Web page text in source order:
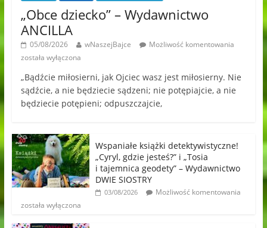
„Obce dziecko” – Wydawnictwo
ANCILLA
05/08/2026 wNaszejBajce
Możliwość komentowania
została wyłączona
„Bądźcie miłosierni, jak Ojciec wasz jest miłosierny. Nie
sądźcie, a nie będziecie sądzeni; nie potępiajcie, a nie
będziecie potępieni; odpuszczajcie,
Wspaniałe książki detektywistyczne!
„Cyryl, gdzie jesteś?” i „Tosia
i tajemnica geodety” – Wydawnictwo
DWIE SIOSTRY
03/08/2026
Możliwość komentowania
została wyłączona